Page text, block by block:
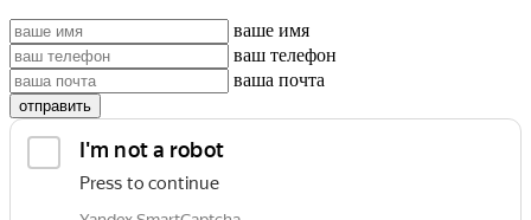
ваше имя
ваш телефон
ваша почта
отправить